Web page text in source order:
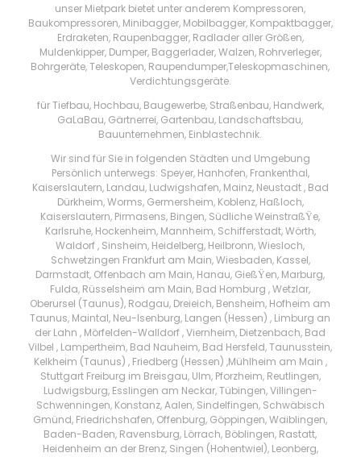
unser Mietpark bietet unter anderem Kompressoren,
Baukompressoren, Minibagger, Mobilbagger, Kompaktbagger,
Erdraketen, Raupenbagger, Radlader aller Größen,
Muldenkipper, Dumper, Baggerlader, Walzen, Rohrverleger,
Bohrgeräte, Teleskopen, Raupendumper,Teleskopmaschinen,
Verdichtungsgeräte.
für Tiefbau, Hochbau, Baugewerbe, Straßenbau, Handwerk,
GaLaBau, Gärtnerrei, Gartenbau, Landschaftsbau,
Bauunternehmen, Einblastechnik.
Wir sind für Sie in folgenden Städten und Umgebung
Persönlich unterwegs: Speyer, Hanhofen, Frankenthal,
Kaiserslautern, Landau, Ludwigshafen, Mainz, Neustadt , Bad
Dürkheim, Worms, Germersheim, Koblenz, Haßloch,
Kaiserslautern, Pirmasens, Bingen, Südliche WeinstraßŸe,
Karlsruhe, Hockenheim, Mannheim, Schifferstadt, Wörth,
Waldorf , Sinsheim, Heidelberg, Heilbronn, Wiesloch,
Schwetzingen Frankfurt am Main, Wiesbaden, Kassel,
Darmstadt, Offenbach am Main, Hanau, GießŸen, Marburg,
Fulda, Rüsselsheim am Main, Bad Homburg , Wetzlar,
Oberursel (Taunus), Rodgau, Dreieich, Bensheim, Hofheim am
Taunus, Maintal, Neu-Isenburg, Langen (Hessen) , Limburg an
der Lahn , Mörfelden-Walldorf , Viernheim, Dietzenbach, Bad
Vilbel , Lampertheim, Bad Nauheim, Bad Hersfeld, Taunusstein,
Kelkheim (Taunus) , Friedberg (Hessen) ,Mühlheim am Main ,
Stuttgart Freiburg im Breisgau, Ulm, Pforzheim, Reutlingen,
Ludwigsburg, Esslingen am Neckar, Tübingen, Villingen-
Schwenningen, Konstanz, Aalen, Sindelfingen, Schwäbisch
Gmünd, Friedrichshafen, Offenburg, Göppingen, Waiblingen,
Baden-Baden, Ravensburg, Lörrach, Böblingen, Rastatt,
Heidenheim an der Brenz, Singen (Hohentwiel), Leonberg,